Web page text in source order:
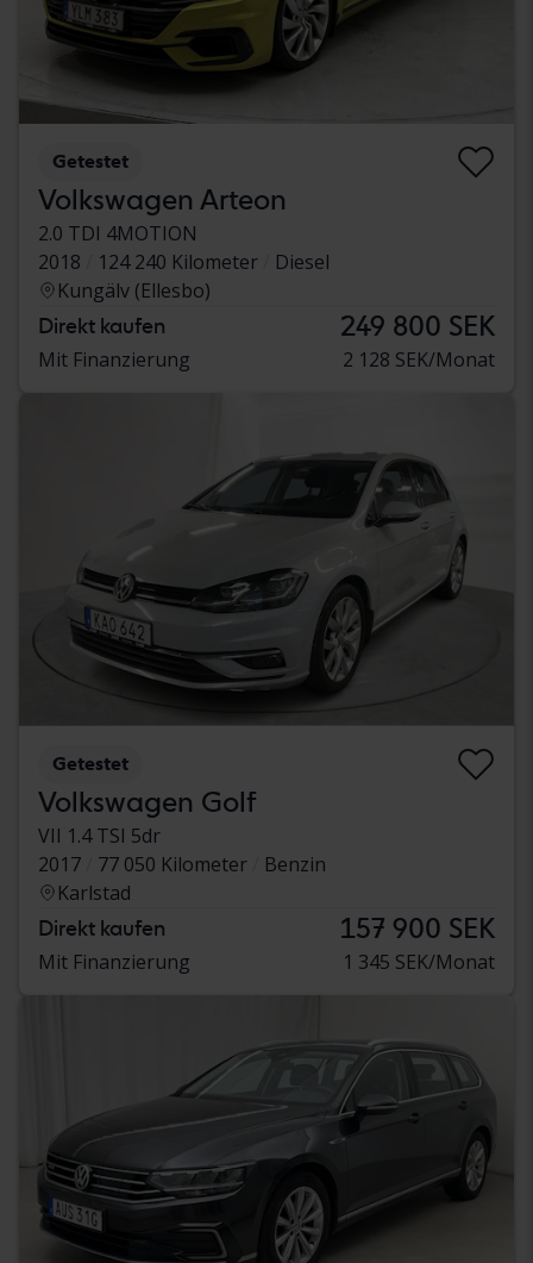
Getestet
Volkswagen Arteon
2.0 TDI 4MOTION
2018
124 240 Kilometer
Diesel
Kungälv (Ellesbo)
Direkt kaufen 249 800 SEK
Mit Finanzierung 2 128 SEK/Monat
Getestet
Volkswagen Golf
VII 1.4 TSI 5dr
2017
77 050 Kilometer
Benzin
Karlstad
Direkt kaufen 157 900 SEK
Mit Finanzierung 1 345 SEK/Monat